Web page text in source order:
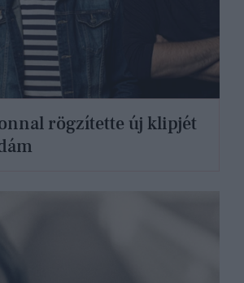
rögzítette új klipjét